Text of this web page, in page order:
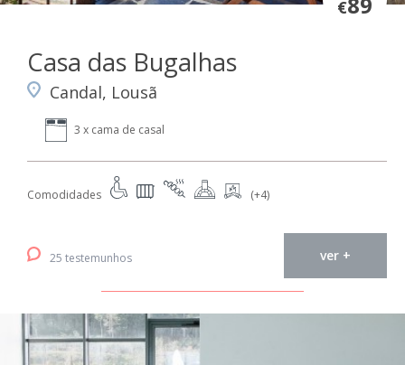
€
Casa das Bugalhas
Candal, Lousã
3 x cama de casal
Comodidades (+4)
25 testemunhos ver +